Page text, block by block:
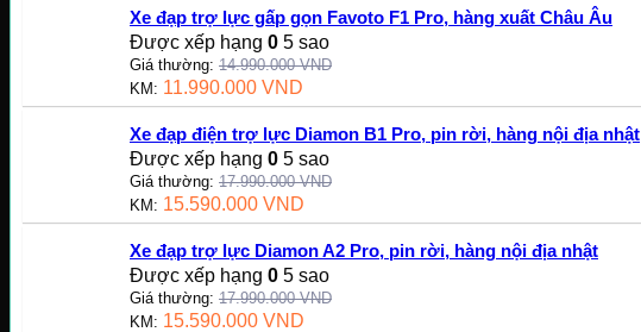
Xe đạp trợ lực gấp gọn Favoto F1 Pro, hàng xuất Châu Âu
Được xếp hạng 0 5 sao
Giá thường: 14.990.000VND
KM: 11.990.000 VND
Xe đạp điện trợ lực Diamon B1 Pro, pin rời, hàng nội địa nhật
Được xếp hạng 0 5 sao
Giá thường: 17.990.000VND
KM: 15.590.000 VND
Xe đạp trợ lực Diamon A2 Pro, pin rời, hàng nội địa nhật
Được xếp hạng 0 5 sao
Giá thường: 17.990.000VND
KM: 15.590.000 VND